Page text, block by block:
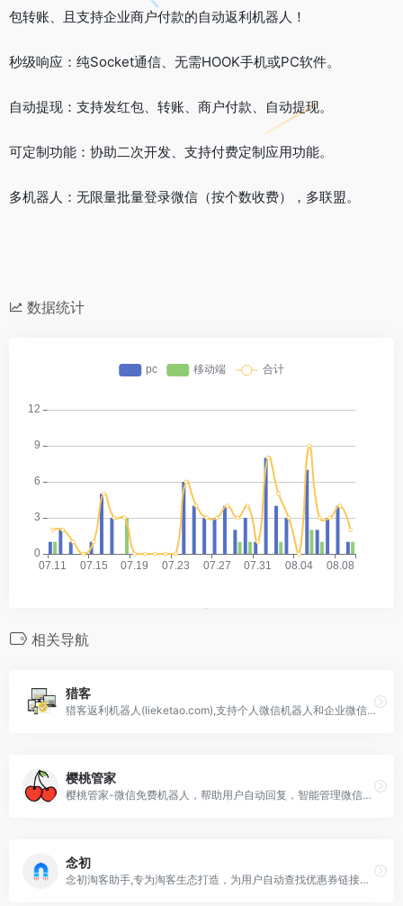
包转账、且支持企业商户付款的自动返利机器人！
秒级响应：纯Socket通信、无需HOOK手机或PC软件。
自动提现：支持发红包、转账、商户付款、自动提现。
可定制功能：协助二次开发、支持付费定制应用功能。
多机器人：无限量批量登录微信（按个数收费），多联盟。
数据统计
相关导航
猎客
猎客返利机器人(lieketao.com),支持个人微信机器人和企业微信机器人,支持京东返利机器人,拼多多返利机器人,淘宝返利机器人,实现微信机器人,公众号返利系统与淘客返利app的数据同步互通，猎客淘客返利软件拥有花生日记,高佣联盟,好省，粉象生活，福袋生活等主流运营商和代理模式,是广大淘宝客的不二首选!
樱桃管家
樱桃管家-微信免费机器人，帮助用户自动回复，智能管理微信群，并且支持一键自动采集优质商品,彻底解放双手是一款全能型微信群管，发单机器人！
念初
念初淘客助手,专为淘客生态打造，为用户自动查找优惠券链接和返利，自动高佣、裂变引流，极致稳定。一对一售后，包你玩转淘客，享赢2019。